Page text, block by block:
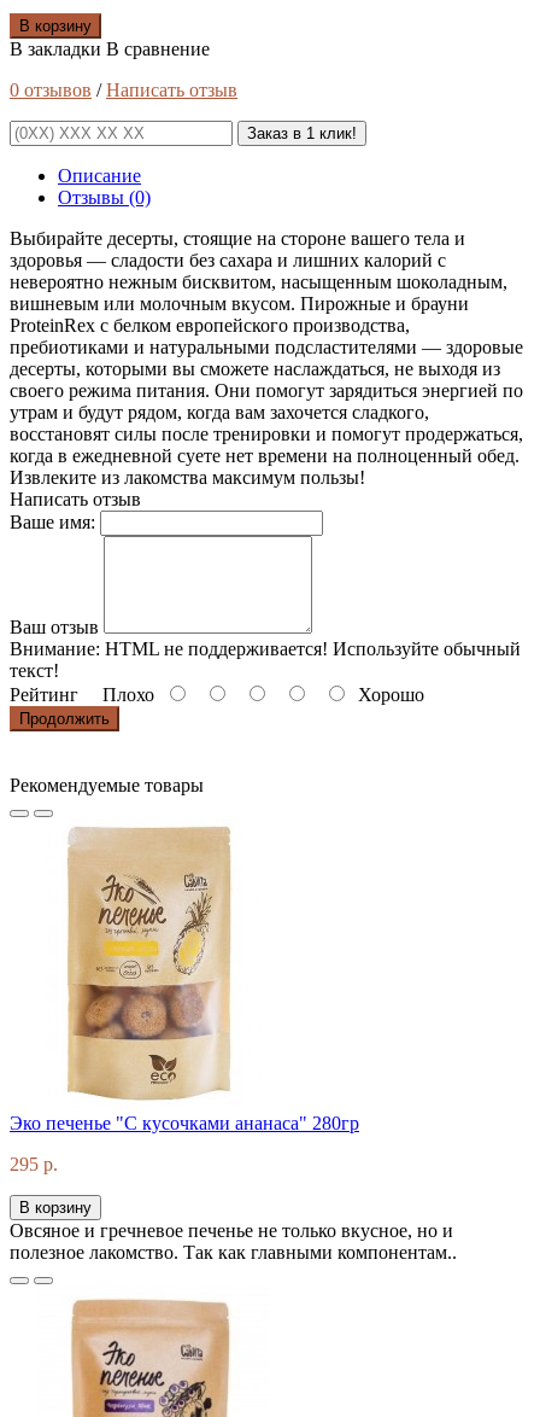
В корзину
В закладки В сравнение
0 отзывов /Написать отзыв
Заказ в 1 клик!
Описание
Отзывы (0)
Выбирайте десерты, стоящие на стороне вашего тела и
здоровья — сладости без сахара и лишних калорий с
невероятно нежным бисквитом, насыщенным шоколадным,
вишневым или молочным вкусом. Пирожные и брауни
ProteinRex с белком европейского производства,
пребиотиками и натуральными подсластителями — здоровые
десерты, которыми вы сможете наслаждаться, не выходя из
своего режима питания. Они помогут зарядиться энергией по
утрам и будут рядом, когда вам захочется сладкого,
восстановят силы после тренировки и помогут продержаться,
когда в ежедневной суете нет времени на полноценный обед.
Извлеките из лакомства максимум пользы!
Написать отзыв
Ваше имя:
Ваш отзыв
Внимание: HTML не поддерживается! Используйте обычный
текст!
Рейтинг Плохо Хорошо
Продолжить
Рекомендуемые товары
Эко печенье "С кусочками ананаса" 280гр
295 р.
В корзину
Овсяное и гречневое печенье не только вкусное, но и
полезное лакомство. Так как главными компонентам..